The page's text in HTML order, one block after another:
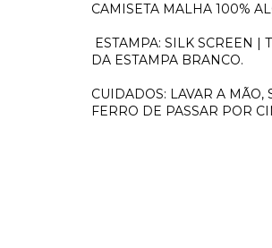
CAMISETA MALHA 100%
ESTAMPA: SILK SCREEN |
DA ESTAMPA BRANCO.
CUIDADOS: LAVAR A MÃO,
FERRO DE PASSAR POR